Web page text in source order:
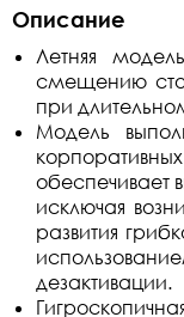
Описание
Летняя
смещению
при
Модель
обеспечивает
исключая
развития
дезактивации.